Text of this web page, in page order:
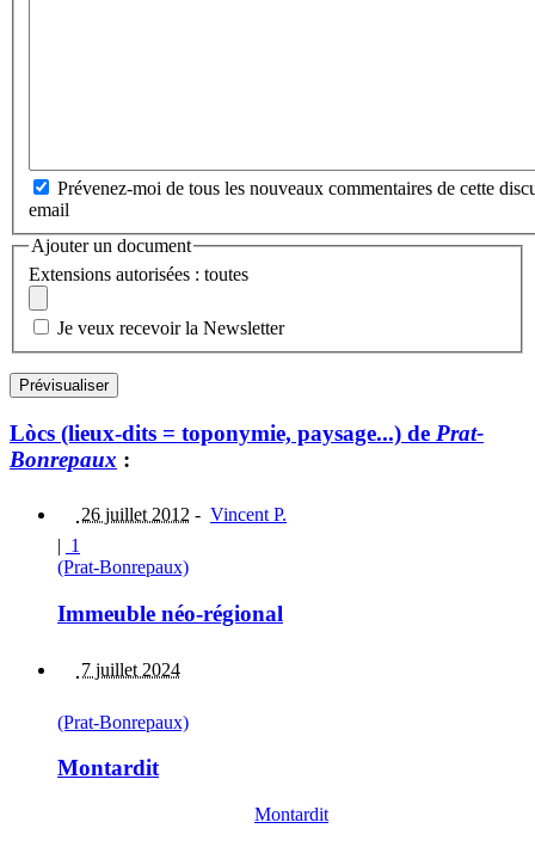
Prévenez-moi de tous les nouveaux commentaires de cette
email
Ajouter un document
Extensions autorisées : toutes
Je veux recevoir la Newsletter
Lòcs (lieux-dits = toponymie, paysage...) de Prat-
Bonrepaux :
26 juillet 2012 - Vincent P.
| 1
(Prat-Bonrepaux)
Immeuble néo-régional
7 juillet 2024
(Prat-Bonrepaux)
Montardit
Montardit